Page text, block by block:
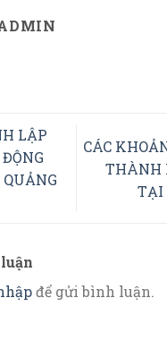
LẬP
CÁC
THÀNH
TẠI
để gửi bình luận.